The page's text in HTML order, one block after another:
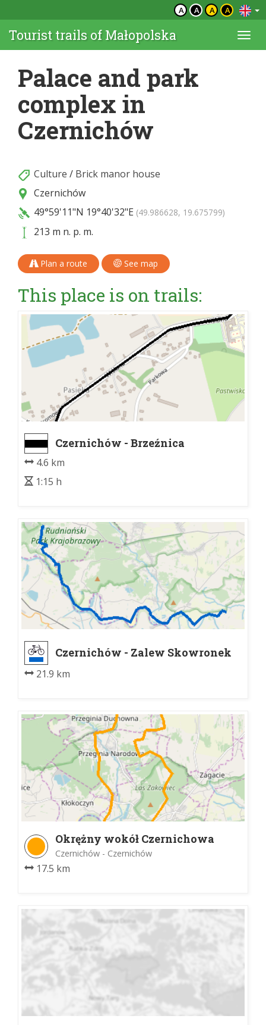
A A A A
Tourist trails of Małopolska
Palace and park
complex in
Czernichów
Culture / Brick manor house
Czernichów
49°59'11"N 19°40'32"E (49.986628, 19.675799)
213 m n. p. m.
Plan a route See map
This place is on trails:
Czernichów - Brzeźnica
4.6 km
1:15 h
Czernichów - Zalew Skowronek
21.9 km
Okrężny wokół Czernichowa
Trasa 1
Czernichów - Czernichów
17.5 km